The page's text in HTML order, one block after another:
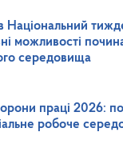
Національний
можливості
середовища
праці 2026:
робоче